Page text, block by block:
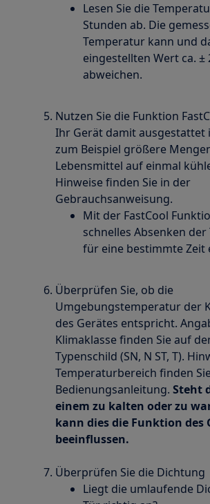
Lesen Sie die
Stunden ab. Die
Temperatur kann und
eingestellten Wert ca. ±
abweichen.
Nutzen Sie die Funktion
Ihr Gerät damit ausgestattet
zum Beispiel größere
Lebensmittel auf einmal
Hinweise finden Sie in der
Gebrauchsanweisung.
Mit der FastCool
schnelles Absenken
für eine bestimmte Zeit
Überprüfen Sie, ob die
Umgebungstemperatur der
des Gerätes entspricht.
Klimaklasse finden Sie auf
Typenschild (SN, N ST, T).
Temperaturbereich finden
Bedienungsanleitung.Steht
einem zu kalten oder zu
kann dies die Funktion des
beeinflussen.
Überprüfen Sie die Dichtung
Liegt die umlaufende